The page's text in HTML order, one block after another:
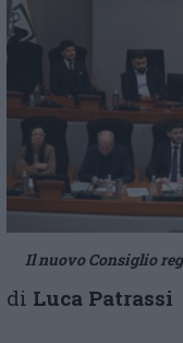
Il nuovo Consiglio
di Luca Patrassi